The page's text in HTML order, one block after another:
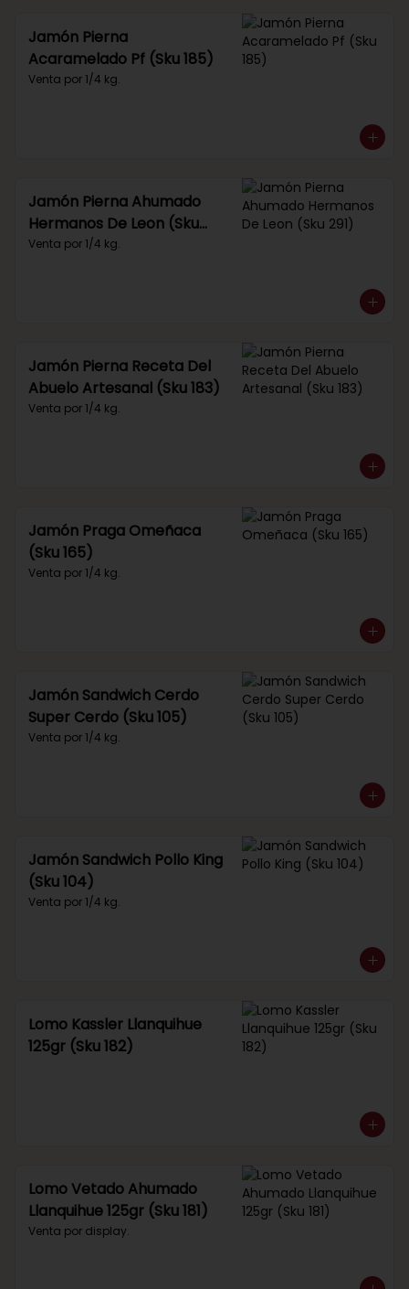
Jamón Pierna
Acaramelado Pf (Sku 185)
Venta por 1/4 kg.
Jamón Pierna Ahumado
Hermanos De Leon (Sku
291)
Venta por 1/4 kg.
Jamón Pierna Receta Del
Abuelo Artesanal (Sku 183)
Venta por 1/4 kg.
Jamón Praga Omeñaca
(Sku 165)
Venta por 1/4 kg.
Jamón Sandwich Cerdo
Super Cerdo (Sku 105)
Venta por 1/4 kg.
Jamón Sandwich Pollo King
(Sku 104)
Venta por 1/4 kg.
Lomo Kassler Llanquihue
125gr (Sku 182)
Lomo Vetado Ahumado
Llanquihue 125gr (Sku 181)
Venta por display.